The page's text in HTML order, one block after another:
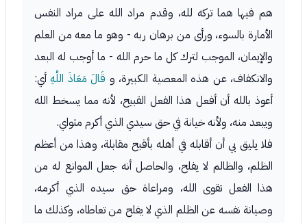
هم فيها هما تركه لله، وقدم مراد الله على مراد النفس
الأمارة بالسوء، ورأى من برهان ربه - وهو ما معه من العلم
والإيمان، الموجب لترك كل ما حرم الله - ما أوجب له البعد
والانكفاف، عن هذه المعصية الكبيرة، و قَالَ مَعَاذَ اللَّهِأي:
أعوذ بالله أن أفعل هذا الفعل القبيح، لأنه مما يسخط الله
ويبعد منه، ولأنه خيانة في حق سيدي الذي أكرم مثواي.
فلا يليق بي أن أقابله في أهله بأقبح مقابلة، وهذا من أعظم
الظلم، والظالم لا يفلح، والحاصل أنه جعل الموانع له من
هذا الفعل تقوى الله، ومراعاة حق سيده الذي أكرمه،
وصيانة نفسه عن الظلم الذي لا يفلح من تعاطاه، وكذلك ما